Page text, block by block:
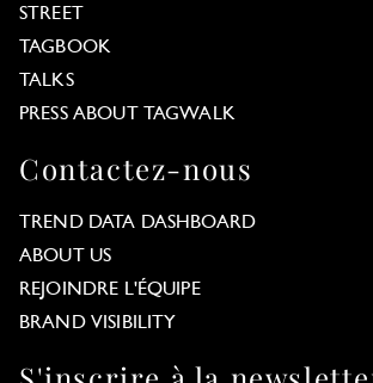
STREET
TAGBOOK
TALKS
PRESS ABOUT TAGWALK
Contactez-nous
TREND DATA DASHBOARD
ABOUT US
REJOINDRE L'ÉQUIPE
BRAND VISIBILITY